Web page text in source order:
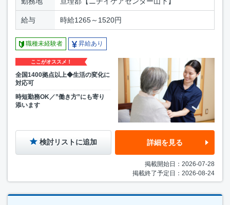
給与 時給1265～1520円
職種未経験者 昇給あり
ここがオススメ！
全国1400拠点以上◆生活の変化に
対応可
時短勤務OK／”働き方”にも寄り
添います
検討リストに追加 詳細を見る
掲載開始日：2026-07-28
掲載終了予定日：2026-08-24